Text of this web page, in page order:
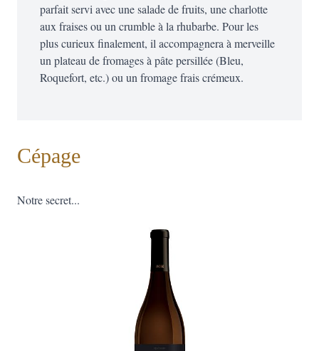
parfait servi avec une salade de fruits, une charlotte
aux fraises ou un crumble à la rhubarbe. Pour les
plus curieux finalement, il accompagnera à merveille
un plateau de fromages à pâte persillée (Bleu,
Roquefort, etc.) ou un fromage frais crémeux.
Cépage
Notre secret...